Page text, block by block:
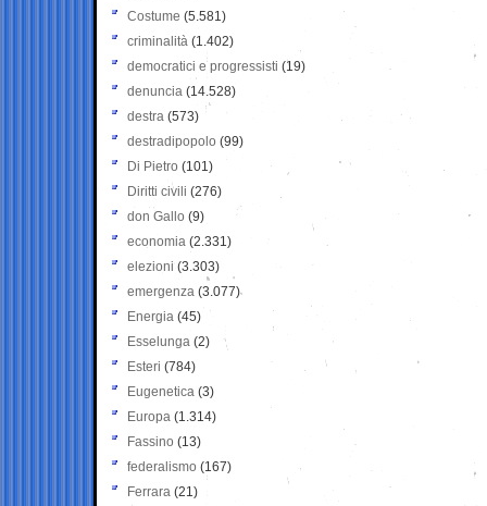
Costume (5.581)
criminalità (1.402)
democratici e progressisti (19)
denuncia (14.528)
destra (573)
destradipopolo (99)
Di Pietro (101)
Diritti civili (276)
don Gallo (9)
economia (2.331)
elezioni (3.303)
emergenza (3.077)
Energia (45)
Esselunga (2)
Esteri (784)
Eugenetica (3)
Europa (1.314)
Fassino (13)
federalismo (167)
Ferrara (21)